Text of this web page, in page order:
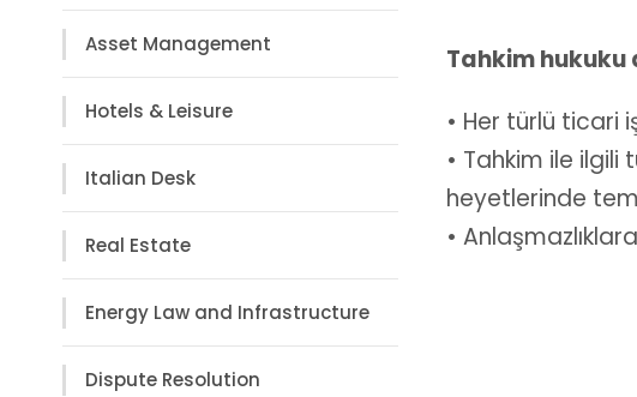
Tahkim
• Her türlü
• Tahkim ile ilgili
heyetlerinde
•
Asset Management
Hotels & Leisure
Italian Desk
Real Estate
Energy Law and Infrastructure
Dispute Resolution